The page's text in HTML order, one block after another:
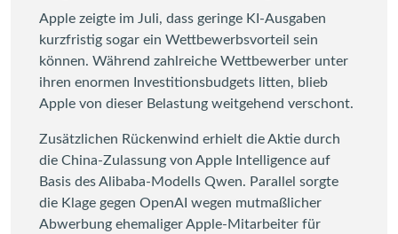
Apple zeigte im Juli, dass geringe KI-Ausgaben
kurzfristig sogar ein Wettbewerbsvorteil sein
können. Während zahlreiche Wettbewerber unter
ihren enormen Investitionsbudgets litten, blieb
Apple von dieser Belastung weitgehend verschont.
Zusätzlichen Rückenwind erhielt die Aktie durch
die China-Zulassung von Apple Intelligence auf
Basis des Alibaba-Modells Qwen. Parallel sorgte
die Klage gegen OpenAI wegen mutmaßlicher
Abwerbung ehemaliger Apple-Mitarbeiter für